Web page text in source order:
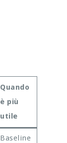
Quando
è più
utile
Baseline